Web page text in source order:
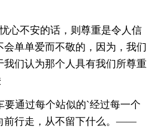
心不安的话，则尊重是令人信
单单爱而不敬的，因为，我们
我们认为那个人具有我们所尊重
要通过每个站似的`经过每一个
前行走，从不留下什么。——